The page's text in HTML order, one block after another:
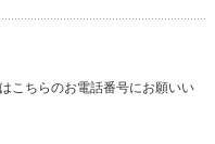
こちらのお電話番号にお願いい